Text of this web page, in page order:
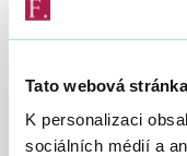
Tato webová
K personalizaci
sociálních médií a
Vyhledat na
ZRUŠEN